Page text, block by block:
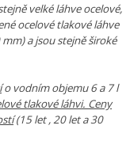
velké láhve ocelové,
ocelové tlakové láhve
a jsou stejně široké
o vodním objemu 6 a 7 l
tlakové láhvi. Ceny
(15 let , 20 let a 30